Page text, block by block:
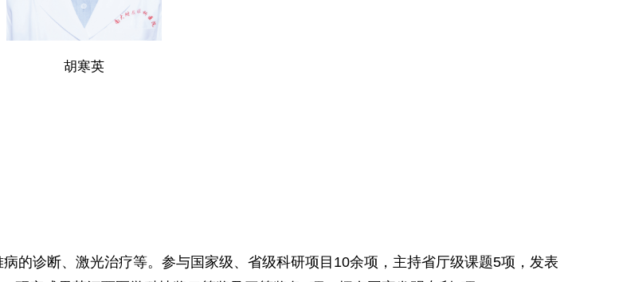
胡寒英
的诊断、激光治疗等。参与国家级、省级科研项目10余项，主持省厅级课题5项，发表